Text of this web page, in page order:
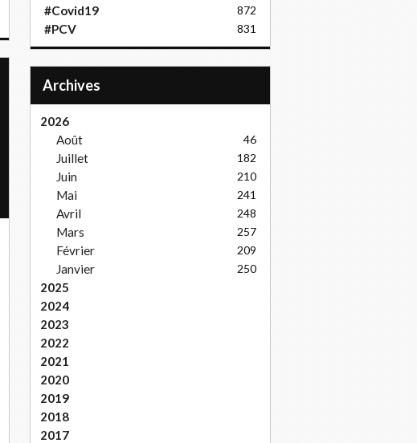
#Covid19 872
#PCV 831
Archives
2026
Août
46
Juillet 182
Juin 210
Mai 241
Avril 248
Mars 257
Février 209
Janvier 250
2025
2024
2023
2022
2021
2020
2019
2018
2017